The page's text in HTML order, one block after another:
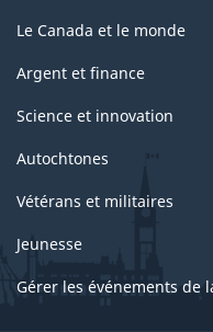
Le Canada et le monde
Argent et finance
Science et innovation
Autochtones
Vétérans et militaires
Jeunesse
Gérer les événements de